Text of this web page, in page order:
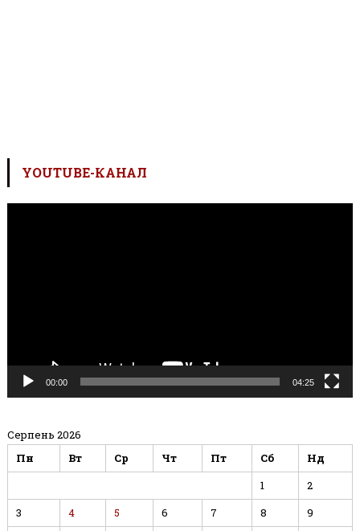
YOUTUBE-КАНАЛ
00:00 04:25
Серпень 2026
Пн
Вт Ср Чт Пт Сб
Нд
1
2
3
4 5 6 7 8
9